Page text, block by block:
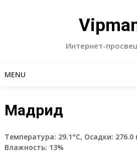
Интернет-
MENU
Мадрид
Температура: 29.1°C, Осадки:
Влажность: 13%